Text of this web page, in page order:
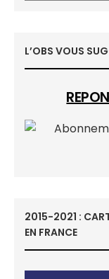
L’OBS VOUS
2015-2021 :
EN FRANCE